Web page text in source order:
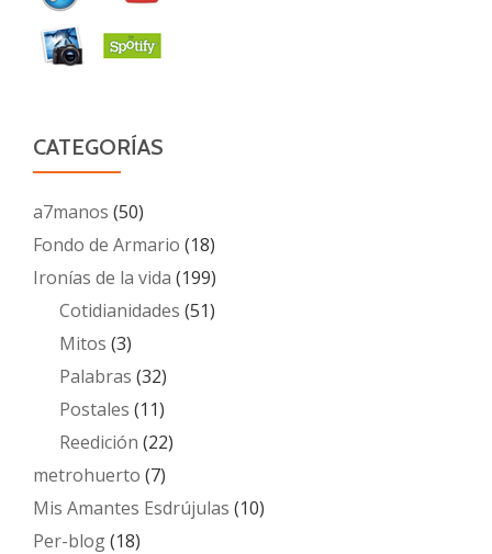
CATEGORÍAS
a7manos (50)
Fondo de Armario (18)
Ironías de la vida (199)
Cotidianidades (51)
Mitos (3)
Palabras (32)
Postales (11)
Reedición (22)
metrohuerto (7)
Mis Amantes Esdrújulas (10)
Per-blog(18)